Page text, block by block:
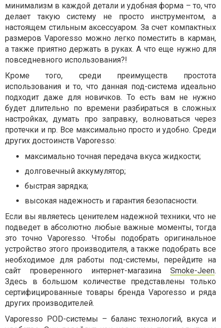
минимализм в каждой детали и удобная форма – то, что
делает такую систему не просто инструментом, а
настоящем стильным аксессуаром. За счет компактных
размеров Vaporesso можно легко поместить в карман,
а также приятно держать в руках. А что еще нужно для
повседневного использования?!
Кроме того, среди преимуществ простота
использования и то, что данная под-система идеально
подходит даже для новичков. То есть вам не нужно
будет длительно по времени разбираться в сложных
настройках, думать про заправку, волноваться через
протечки и пр. Все максимально просто и удобно. Среди
других достоинств Vaporesso:
максимально точная передача вкуса жидкости;
долговечный аккумулятор;
быстрая зарядка;
высокая надежность и гарантия безопасности.
Если вы являетесь ценителем надежной техники, что не
подведет в абсолютно любые важные моменты, тогда
это точно Vaporesso. Чтобы подобрать оригинальное
устройство этого производителя, а также подобрать все
необходимое для работы под-системы, перейдите на
сайт проверенного интернет-магазина Smoke-Jeen.
Здесь в большом количестве представлены только
сертифицированные товары бренда Vaporesso и ряда
других производителей.
Vaporesso POD-системы – баланс технологий, вкуса и